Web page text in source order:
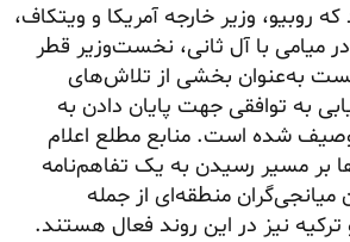
روبیو، وزیر خارجه آمریکا و ویتکاف،
میامی با آل ثانی، نخست‌وزیر قطر
به‌عنوان بخشی از تلاش‌های
به توافقی جهت پایان دادن به
شده است. منابع مطلع اعلام
بر مسیر رسیدن به یک تفاهم‌نامه
میانجی‌گران منطقه‌ای از جمله
نیز در این روند فعال هستند.